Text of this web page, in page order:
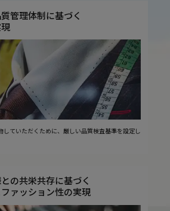
管理体制に基づく
していただくために、厳しい品質検査基準を設定し
の共栄共存に基づく
ァッション性の実現